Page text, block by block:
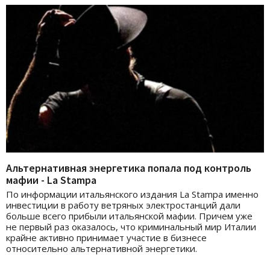
Альтернативная энергетика попала под контроль
мафии - La Stampa
По информации итальянского издания La Stampa именно
инвестиции в работу ветряных электростанций дали
больше всего прибыли итальянской мафии. Причем уже
не первый раз оказалось, что криминальный мир Италии
крайне активно принимает участие в бизнесе
относительно альтернативной энергетики.